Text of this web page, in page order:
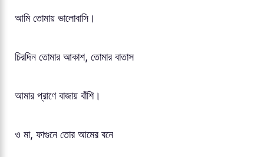
আমি তোমায় ভালোবাসি।
চিরদিন তোমার আকাশ, তোমার বাতাস
আমার প্রাণে বাজায় বাঁশি।
ও মা, ফাগুনে তোর আমের বনে